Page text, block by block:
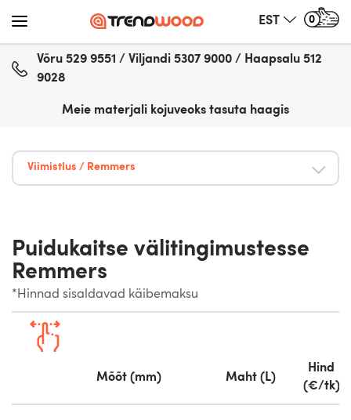
EST 0
Võru 529 9551 / Viljandi 5307 9000 / Haapsalu 512
9028
Meie materjali kojuveoks tasuta haagis
Viimistlus / Remmers
Puidukaitse välitingimustesse
Remmers
*Hinnad sisaldavad käibemaksu
Mõõt (mm) Maht (L)
Hind
(€/tk)